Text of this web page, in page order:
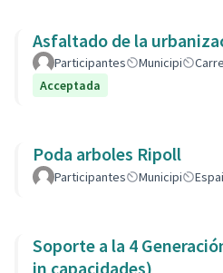
Asfaltado de la
Participantes Municipi
Acceptada
Poda arboles Ripoll
Participantes Municipi
Soporte a la 4 Generación (gente mayor con
in capacidades)